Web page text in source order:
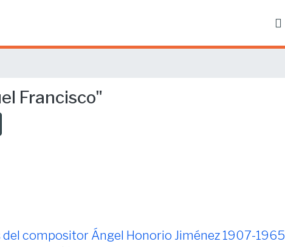
Francisco"
compositor Ángel Honorio Jiménez 1907-1965